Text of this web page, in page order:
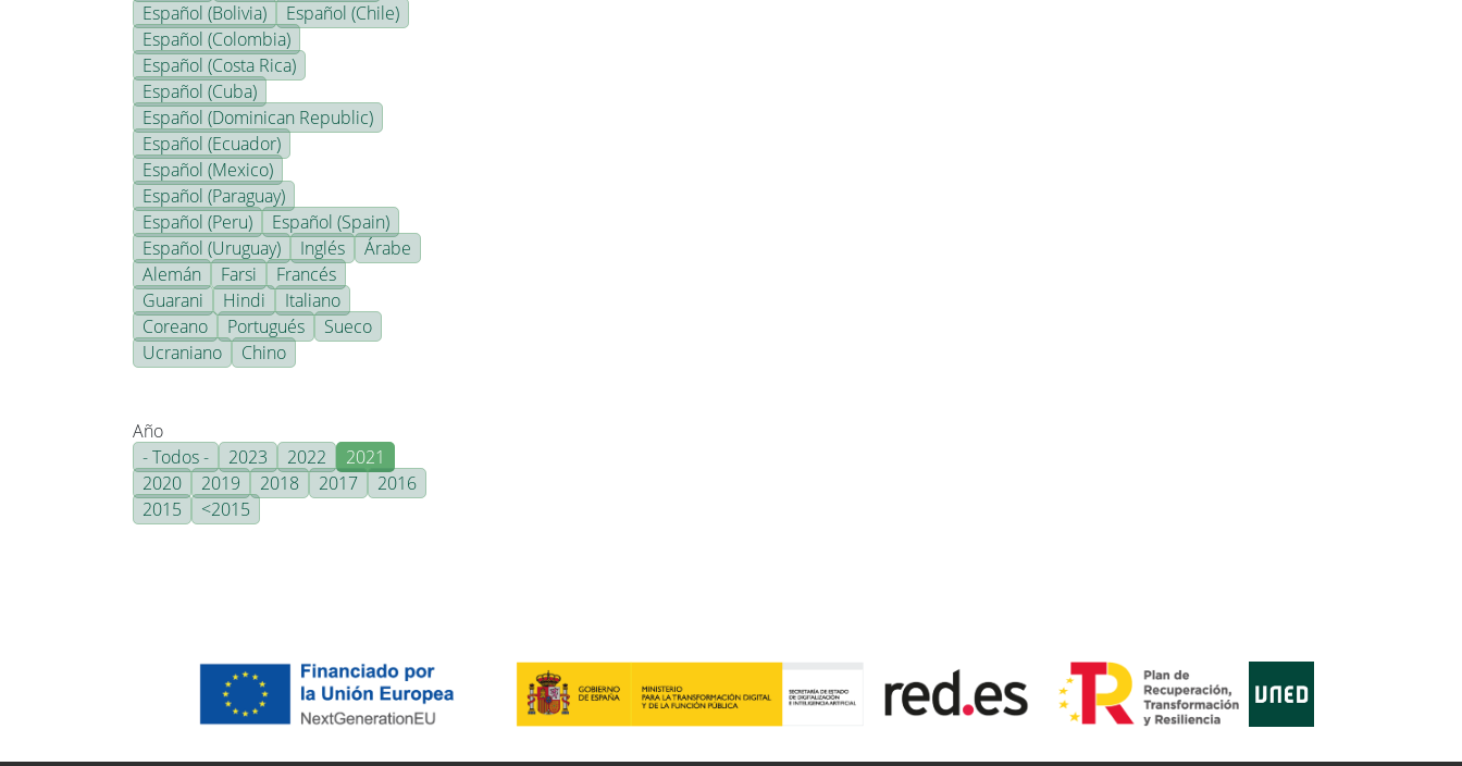
Español (Bolivia)
Español (Chile)
Español (Colombia)
Español (Costa Rica)
Español (Cuba)
Español (Dominican Republic)
Español (Ecuador)
Español (Mexico)
Español (Paraguay)
Español (Peru)
Español (Spain)
Español (Uruguay)
Inglés
Árabe
Alemán
Farsi
Francés
Guarani
Hindi
Italiano
Coreano
Portugués
Sueco
Ucraniano
Chino
Año
- Todos -
2023 2022
2021
2020
2019 2018 2017
2016
2015
<2015